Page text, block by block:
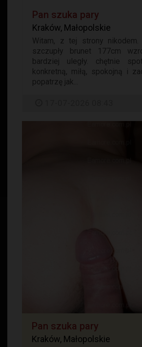
Pan szuka pary
Kraków, Małopolskie
Witam, z tej strony
szczupły brunet 177cm
bardziej uległy. chętnie
konkretną, miłą, spokojną i
popatrzę jak...
Pan szuka pary
Kraków, Małopolskie